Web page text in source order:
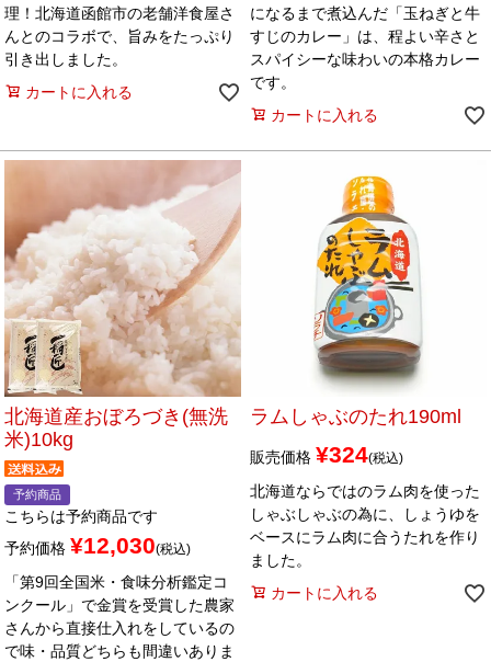
理！北海道函館市の老舗洋食屋さ
んとのコラボで、旨みをたっぷり
引き出しました。
カートに入れる
になるまで煮込んだ「玉ねぎと牛
すじのカレー」は、程よい辛さと
スパイシーな味わいの本格カレー
です。
カートに入れる
北海道産おぼろづき(無洗
米)10kg
予約商品
こちらは予約商品です
予約価格 ¥12,030 税込
「第9回全国米・食味分析鑑定コ
ンクール」で金賞を受賞した農家
さんから直接仕入れをしているの
で味・品質どちらも間違いありま
ラムしゃぶのたれ190ml
販売価格 ¥324 税込
北海道ならではのラム肉を使った
しゃぶしゃぶの為に、しょうゆを
ベースにラム肉に合うたれを作り
ました。
カートに入れる